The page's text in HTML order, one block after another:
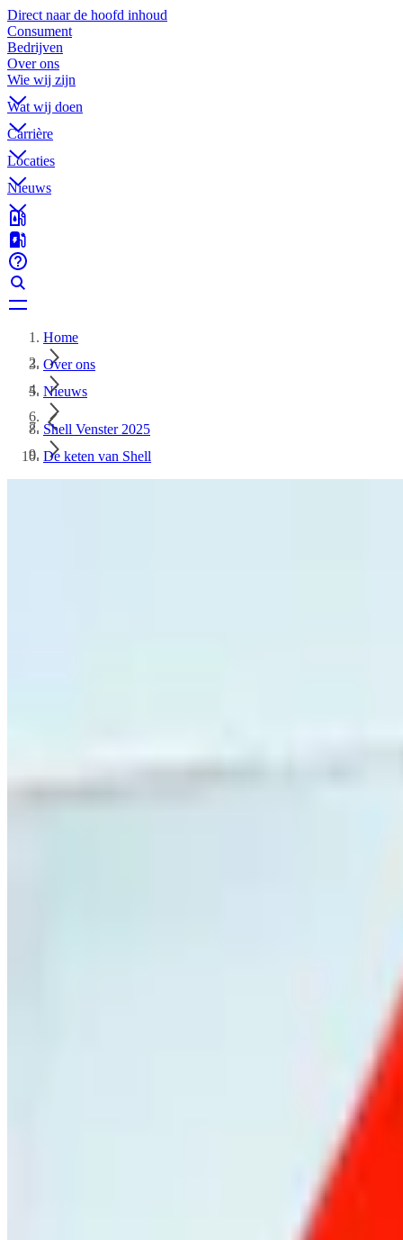
Direct naar de hoofd inhoud
Consument
Bedrijven
Over ons
Wie wij zijn
Wat wij doen
Carrière
Locaties
Nieuws
Home
Over ons
Nieuws
Shell Venster 2025
De keten van Shell